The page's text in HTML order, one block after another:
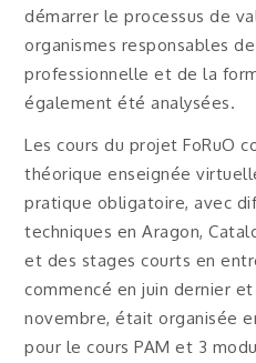
démarrer le processus de
organismes responsables
professionnelle et de la
également été analysées.
Les cours du projet FoRuO
théorique enseignée
pratique obligatoire, avec
techniques en Aragon,
et des stages courts en
commencé en juin dernier
novembre, était organisée
pour le cours PAM et 3